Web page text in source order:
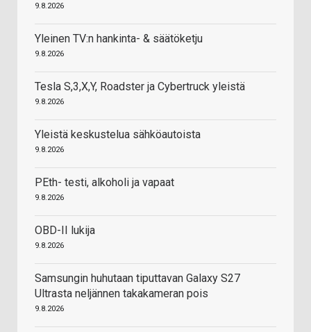
9.8.2026
Yleinen TV:n hankinta- & säätöketju
9.8.2026
Tesla S,3,X,Y, Roadster ja Cybertruck yleistä
9.8.2026
Yleistä keskustelua sähköautoista
9.8.2026
PEth- testi, alkoholi ja vapaat
9.8.2026
OBD-II lukija
9.8.2026
Samsungin huhutaan tiputtavan Galaxy S27
Ultrasta neljännen takakameran pois
9.8.2026